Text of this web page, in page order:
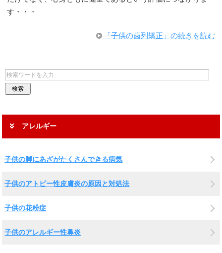
す・・・
「子供の歯列矯正」の続きを読む
アレルギー
子供の脚にあざがたくさんできる病気
子供のアトピー性皮膚炎の原因と対処法
子供の花粉症
子供のアレルギー性鼻炎